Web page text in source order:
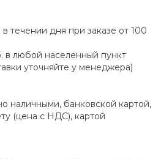
течении дня при заказе от 100
в любой населенный пункт
уточняйте у менеджера)
наличными, банковской картой,
(цена с НДС), картой